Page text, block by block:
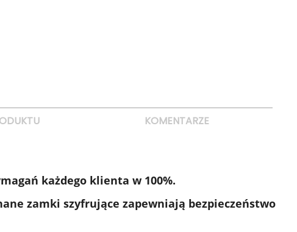
KOMENTARZE
każdego klienta w 100%.
zamki szyfrujące zapewniają bezpieczeństwo